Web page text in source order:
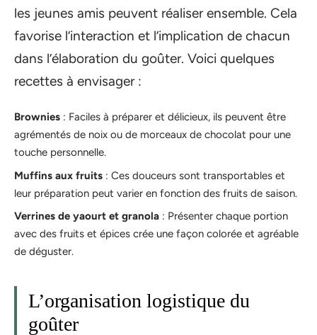
les jeunes amis peuvent réaliser ensemble. Cela
favorise l’interaction et l’implication de chacun
dans l’élaboration du goûter. Voici quelques
recettes à envisager :
Brownies : Faciles à préparer et délicieux, ils peuvent être
agrémentés de noix ou de morceaux de chocolat pour une
touche personnelle.
Muffins aux fruits : Ces douceurs sont transportables et
leur préparation peut varier en fonction des fruits de saison.
Verrines de yaourt et granola : Présenter chaque portion
avec des fruits et épices crée une façon colorée et agréable
de déguster.
L’organisation logistique du
goûter